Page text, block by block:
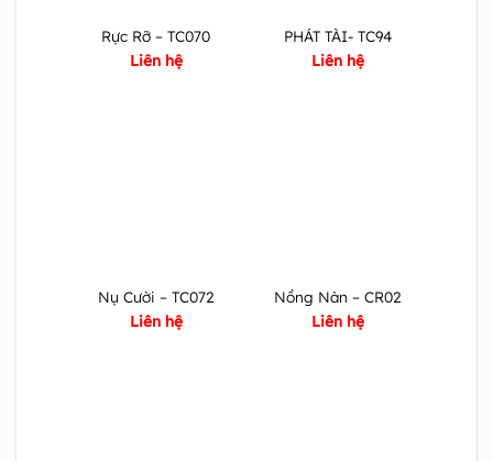
Rực Rỡ – TC070
Liên hệ
PHÁT TÀI- TC94
Liên hệ
Nụ Cười – TC072
Liên hệ
Nồng Nàn – CR02
Liên hệ